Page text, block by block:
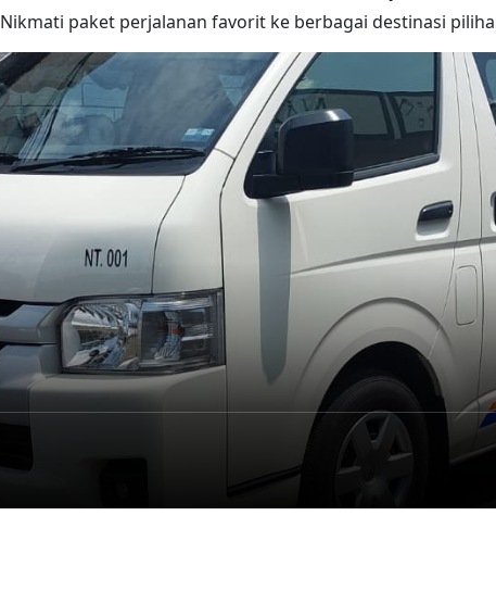
Nikmati paket perjalanan favorit ke berbagai destinasi